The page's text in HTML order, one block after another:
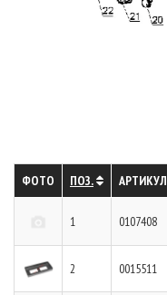
ФОТО ПОЗ. АРТИКУЛ
1 0107408
2 0015511